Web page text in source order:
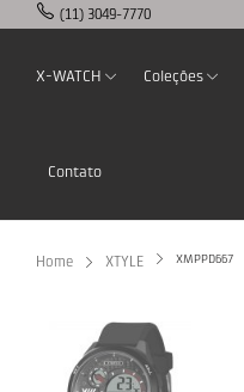
(11) 3049-7770
X-WATCH Coleções
Contato
Home XTYLE XMPPD667